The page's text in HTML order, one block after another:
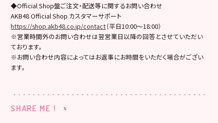
◆Official Shop盤ご注文・配送等に関するお問い合わせ
AKB48 Official Shop カスタマーサポート
https://shop.akb48.co.jp/contact（平日10:00～18:00）
※営業時間外のお問い合わせは翌営業日以降の回答とさせていただい
ております。
※お問い合わせ内容によってはお返事にお時間をいただく場合がござい
ます。
SHARE ME !